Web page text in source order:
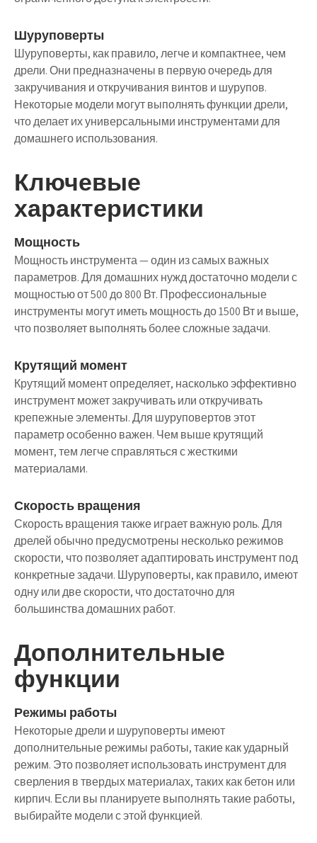
Шуруповерты
Шуруповерты, как правило, легче и компактнее, чем
дрели. Они предназначены в первую очередь для
закручивания и откручивания винтов и шурупов.
Некоторые модели могут выполнять функции дрели,
что делает их универсальными инструментами для
домашнего использования.
Ключевые
характеристики
Мощность
Мощность инструмента — один из самых важных
параметров. Для домашних нужд достаточно модели с
мощностью от 500 до 800 Вт. Профессиональные
инструменты могут иметь мощность до 1500 Вт и выше,
что позволяет выполнять более сложные задачи.
Крутящий момент
Крутящий момент определяет, насколько эффективно
инструмент может закручивать или откручивать
крепежные элементы. Для шуруповертов этот
параметр особенно важен. Чем выше крутящий
момент, тем легче справляться с жесткими
материалами.
Скорость вращения
Скорость вращения также играет важную роль. Для
дрелей обычно предусмотрены несколько режимов
скорости, что позволяет адаптировать инструмент под
конкретные задачи. Шуруповерты, как правило, имеют
одну или две скорости, что достаточно для
большинства домашних работ.
Дополнительные
функции
Режимы работы
Некоторые дрели и шуруповерты имеют
дополнительные режимы работы, такие как ударный
режим. Это позволяет использовать инструмент для
сверления в твердых материалах, таких как бетон или
кирпич. Если вы планируете выполнять такие работы,
выбирайте модели с этой функцией.